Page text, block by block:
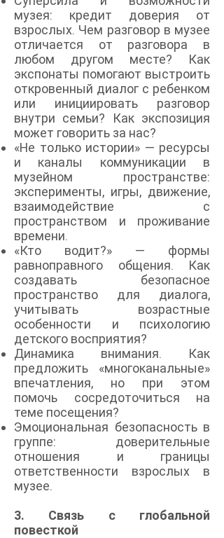
музея: кредит доверия от
взрослых. Чем разговор в музее
отличается от разговора в
любом другом месте? Как
экспонаты помогают выстроить
откровенный диалог с ребенком
или инициировать разговор
внутри семьи? Как экспозиция
может говорить за нас?
«Не только истории» — ресурсы
и каналы коммуникации в
музейном пространстве:
эксперименты, игры, движение,
взаимодействие с
пространством и проживание
времени.
«Кто водит?» — формы
равноправного общения. Как
создавать безопасное
пространство для диалога,
учитывать возрастные
особенности и психологию
детского восприятия?
Динамика внимания. Как
предложить «многоканальные»
впечатления, но при этом
помочь сосредоточиться на
теме посещения?
Эмоциональная безопасность в
группе: доверительные
отношения и границы
ответственности взрослых в
музее.
3. Связь с глобальной
повесткой